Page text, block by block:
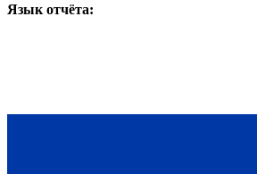
Язык отчёта: